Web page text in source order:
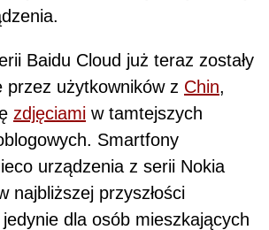
Baidu Cloud już teraz zostały
przez użytkowników z Chin,
zdjęciami w tamtejszych
Smartfony
urządzenia z serii Nokia
najbliższej przyszłości
dla osób mieszkających